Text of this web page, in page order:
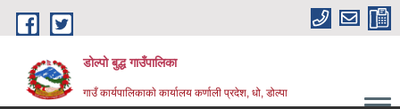
Skip to main content
डोल्पो बुद्ध गाउँपालिका
गाउँ कार्यपालिकाकाे कार्यालय कर्णाली प्रदेश, धो, डोल्पा